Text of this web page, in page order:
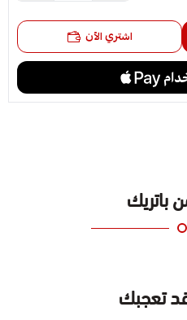
اشتري الآن
باتريك
تعجبك